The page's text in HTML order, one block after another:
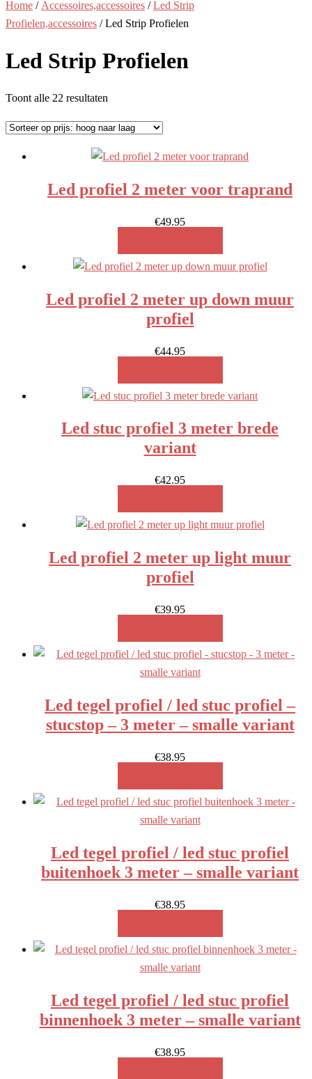
Home / Accessoires,accessoires /Led Strip
Profielen,accessoires / Led Strip Profielen
Led Strip Profielen
Toont alle 22 resultaten
prijs:
hoog
laag
Led profiel 2 meter voor traprand
€49.95
Led profiel 2 meter up down muur
profiel
€44.95
Led stuc profiel 3 meter brede
variant
€42.95
Led profiel 2 meter up light muur
profiel
€39.95
Led tegel profiel / led stuc profiel –
stucstop – 3 meter – smalle variant
€38.95
Led tegel profiel / led stuc profiel
buitenhoek 3 meter – smalle variant
€38.95
Led tegel profiel / led stuc profiel
binnenhoek 3 meter – smalle variant
€38.95